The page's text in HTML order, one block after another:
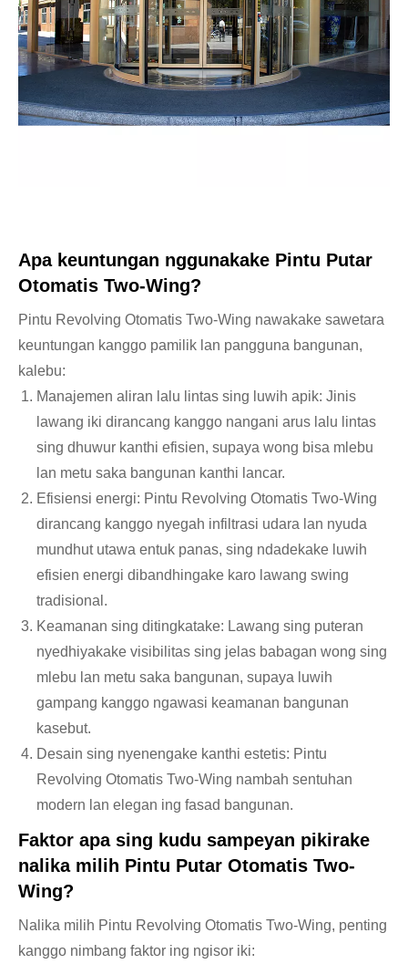
Apa keuntungan nggunakake Pintu Putar
Otomatis Two-Wing?
Pintu Revolving Otomatis Two-Wing nawakake sawetara
keuntungan kanggo pamilik lan pangguna bangunan,
kalebu:
Manajemen aliran lalu lintas sing luwih apik: Jinis
lawang iki dirancang kanggo nangani arus lalu lintas
sing dhuwur kanthi efisien, supaya wong bisa mlebu
lan metu saka bangunan kanthi lancar.
Efisiensi energi: Pintu Revolving Otomatis Two-Wing
dirancang kanggo nyegah infiltrasi udara lan nyuda
mundhut utawa entuk panas, sing ndadekake luwih
efisien energi dibandhingake karo lawang swing
tradisional.
Keamanan sing ditingkatake: Lawang sing puteran
nyedhiyakake visibilitas sing jelas babagan wong sing
mlebu lan metu saka bangunan, supaya luwih
gampang kanggo ngawasi keamanan bangunan
kasebut.
Desain sing nyenengake kanthi estetis: Pintu
Revolving Otomatis Two-Wing nambah sentuhan
modern lan elegan ing fasad bangunan.
Faktor apa sing kudu sampeyan pikirake
nalika milih Pintu Putar Otomatis Two-
Wing?
Nalika milih Pintu Revolving Otomatis Two-Wing, penting
kanggo nimbang faktor ing ngisor iki: